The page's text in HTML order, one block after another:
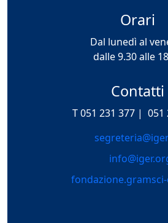
Orari
Dal lunedì al
dalle 9.30 alle
Contatti
T 051 231 377 | 051